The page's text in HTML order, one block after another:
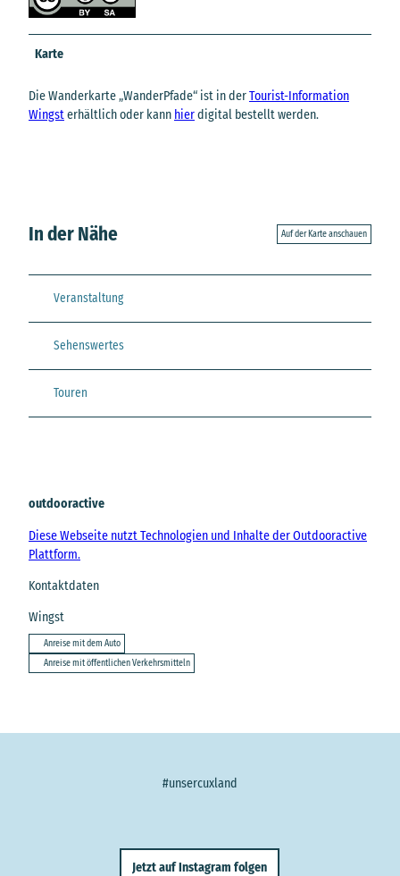
Karte
Die Wanderkarte „WanderPfade“ ist in derTourist-Information
Wingsterhältlich oder kann hierdigital bestellt werden.
In der Nähe Auf der Karte anschauen
Veranstaltung
Sehenswertes
Touren
outdooractive
Diese Webseite nutzt Technologien und Inhalte der Outdooractive
Plattform.
Kontaktdaten
Wingst
Anreise mit dem Auto
Anreise mit öffentlichen Verkehrsmitteln
#unsercuxland
Jetzt auf Instagram folgen